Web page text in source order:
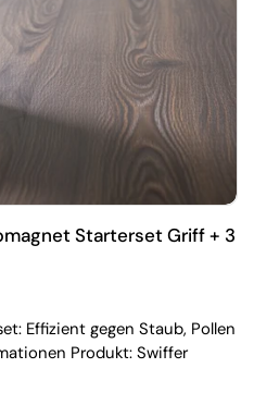
Starterset Griff + 3
Effizient gegen Staub, Pollen
Produkt: Swiffer